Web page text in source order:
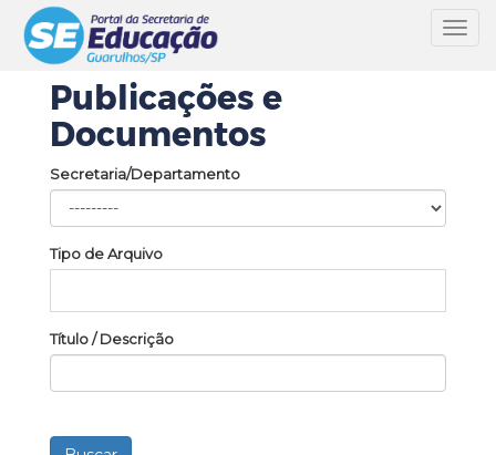
Publicações e
Documentos
Secretaria/Departamento
Tipo de Arquivo
Título / Descrição